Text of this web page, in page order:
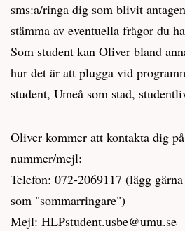
sms:a/ringa dig som blivit
stämma av eventuella frågor du
Som student kan Oliver bland
hur det är att plugga vid
student, Umeå som stad,
Oliver kommer att kontakta dig
nummer/mejl:
Telefon: 072-2069117 (lägg
som "sommarringare")
Mejl: HLPstudent.usbe@umu.se